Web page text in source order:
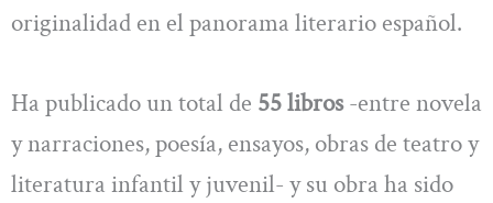
originalidad en el panorama literario español.
Ha publicado un total de 55 libros-entre novela
y narraciones, poesía, ensayos, obras de teatro y
literatura infantil y juvenil- y su obra ha sido